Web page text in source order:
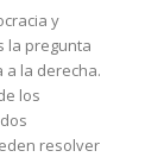
y
la pregunta
a la derecha.
los
resolver